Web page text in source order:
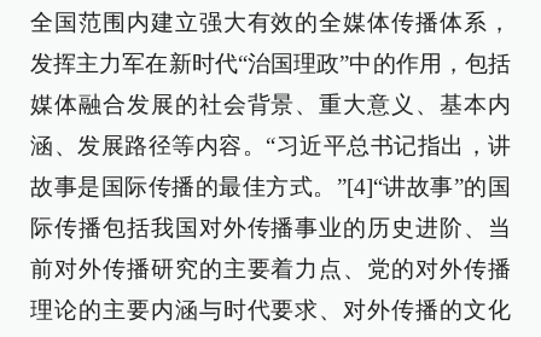
全国范围内建立强大有效的全媒体传播体系，
发挥主力军在新时代“治国理政”中的作用，包括
媒体融合发展的社会背景、重大意义、基本内
涵、发展路径等内容。“习近平总书记指出，讲
故事是国际传播的最佳方式。”[4]“讲故事”的国
际传播包括我国对外传播事业的历史进阶、当
前对外传播研究的主要着力点、党的对外传播
理论的主要内涵与时代要求、对外传播的文化